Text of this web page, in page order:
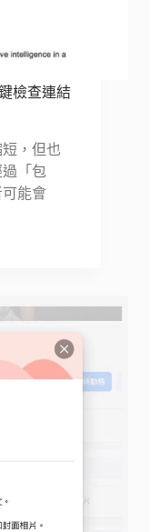
檢查連結
，但也
「包
能會